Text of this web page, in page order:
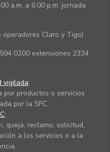
a.m. a 6:00 p.m. jornada
operadores Claro y Tigo)
0200 extensiones 2334
vigilada:
por productos o servicios
por la SFC.
:
queja, reclamo, solicitud,
a los servicios o a la